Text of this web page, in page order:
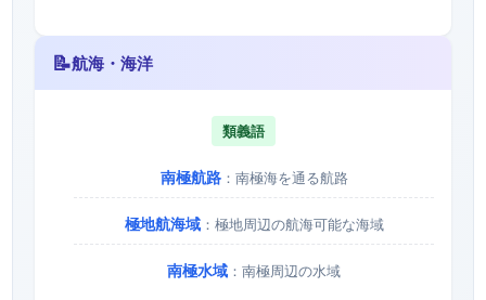
📝航海・海洋
類義語
南極航路：南極海を通る航路
極地航海域：極地周辺の航海可能な海域
南極水域 ：南極周辺の水域